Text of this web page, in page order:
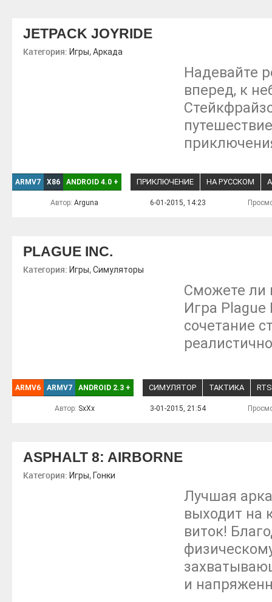
JETPACK JOYRIDE
Категория: Игры,Аркада
Надевайте
вперед, к
ARMV7 X86 ANDROID 4.0 + ПРИКЛЮЧЕНИЕ НА РУССКОМ
Автор:Arguna 6-01-2015, 14:23
PLAGUE INC.
Категория: Игры,Симуляторы
Сможете ли
Игра Plague
сочетание
ARMV6 ARMV7 ANDROID 2.3 + СИМУЛЯТОР ТАКТИКА RTS
Автор: SxXx 3-01-2015, 21:54
ASPHALT 8: AIRBORNE
Категория: Игры, Гонки
Лучшая
выходит на
виток!
и